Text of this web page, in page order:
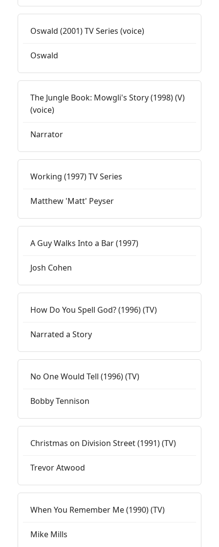
Oswald (2001) TV Series (voice)
Oswald
The Jungle Book: Mowgli's Story (1998) (V)
(voice)
Narrator
Working (1997) TV Series
Matthew 'Matt' Peyser
A Guy Walks Into a Bar (1997)
Josh Cohen
How Do You Spell God? (1996) (TV)
Narrated a Story
No One Would Tell (1996) (TV)
Bobby Tennison
Christmas on Division Street (1991) (TV)
Trevor Atwood
When You Remember Me (1990) (TV)
Mike Mills